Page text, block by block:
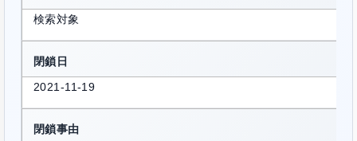
検索対象
閉鎖日
2021-11-19
閉鎖事由